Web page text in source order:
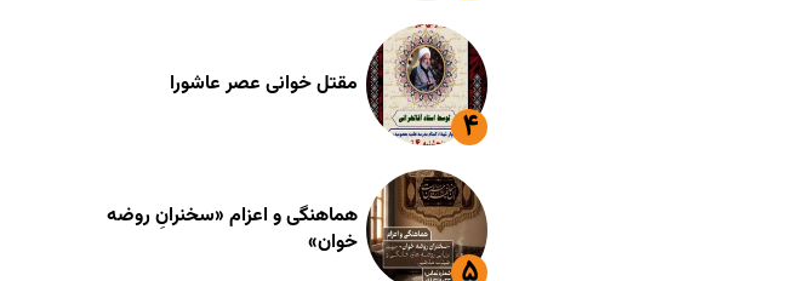
مقتل خوانی عصر عاشورا
هماهنگی و اعزام «سخنرانِ روضه
خوان»